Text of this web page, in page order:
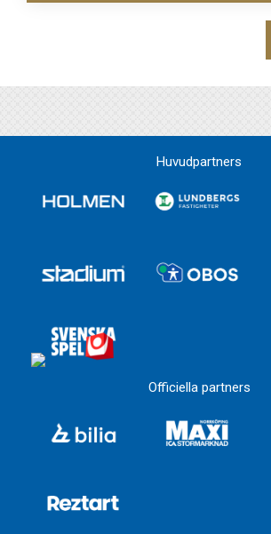
Huvudpartners
Officiella partners